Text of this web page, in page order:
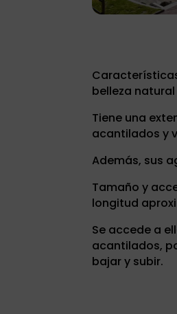
belleza
Tiene una
acantilados y
Además, sus
Tamaño y
longitud
Se accede a
acantilados,
bajar y subir.